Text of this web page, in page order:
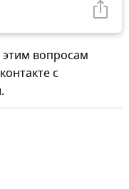
вопросам
с